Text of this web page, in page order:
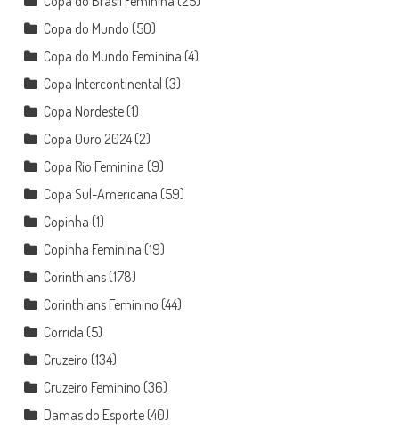
Copa do Mundo (50)
Copa do Mundo Feminina (4)
Copa Intercontinental (3)
Copa Nordeste(1)
Copa Ouro 2024(2)
Copa Rio Feminina (9)
Copa Sul-Americana (59)
Copinha (1)
Copinha Feminina (19)
Corinthians(178)
Corinthians Feminino (44)
Corrida (5)
Cruzeiro (134)
Cruzeiro Feminino (36)
Damas do Esporte(40)